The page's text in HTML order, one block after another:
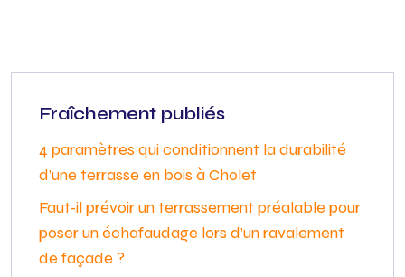
Fraîchement publiés
4 paramètres qui conditionnent la durabilité
d’une terrasse en bois à Cholet
Faut-il prévoir un terrassement préalable pour
poser un échafaudage lors d’un ravalement
de façade ?